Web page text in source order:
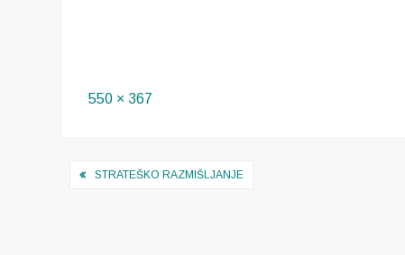
Full
550 × 367
Navigacija
STRATEŠKO RAZMIŠLJANJE